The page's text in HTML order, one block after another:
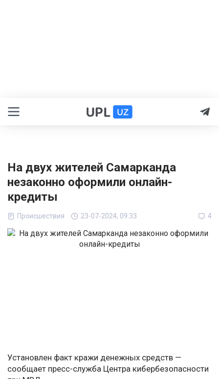
На двух жителей Самарканда
незаконно оформили онлайн-
кредиты
Происшествия 23-07-2024, 09:33 4
Установлен факт кражи денежных средств —
сообщает пресс-служба Центра кибербезопасности